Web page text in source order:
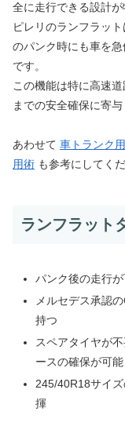
全に走行できる設計が
ピレリのランフラッ
のパンク時にも車を
です。
この機能は特に高速
までの安全確保に寄与
あわせて 車トランク
用術 も参考にしてくだ
ランフラット
パンク後の走行
メルセデス承認
持つ
スペアタイヤが
ースの確保が可能
245/40R18サイ
揮